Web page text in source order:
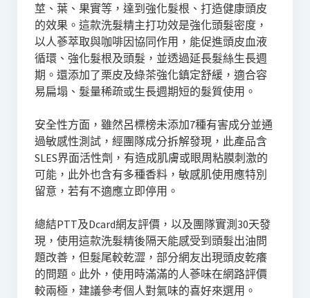
莖、葉、果實等，達到強化髮根、打造健康頭皮
的效果。這款洗髮精主打功效是強化頭髮密度，
以人蔘萃取與咖啡因協同作用，能促進頭皮血液
循環、強化髮根及頭髮，並透過延長髮絲生長週
期。還添加了栗皮及綠茶強化鎮定舒緩，適合容
易扁塌、髮量稀疏或生長週期短的髮質使用。
安全性方面，雖然呂標榜未添加7種有害成分並通
過敏感性測試，經團隊成分拆解發現，此產品含
SLES界面活性劑，有造成肌膚或眼周粘膜刺激的
可能，此外也含有多種香料，敏感肌使用應特別
留意，若有不適應立即停用。
總結PTT及Dcard網友評價，以及團隊實測30天發
現，使用這款洗髮精後隔天能感受到頭髮出油問
題改善，但髮尾較乾澀，部分網友出現頭皮乾癢
的問題。此外，使用時滿滿的人蔘味在網路評價
較兩極，建議參考個人對氣味的喜好來選用。